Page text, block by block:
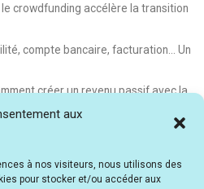
aux
à nos visiteurs, nous utilisons des
pour stocker et/ou accéder aux
le crowdfunding accélère la transition
compte bancaire, facturation… Un
créer un revenu passif avec la
et payants pour créer et
: vendre des formations en e-